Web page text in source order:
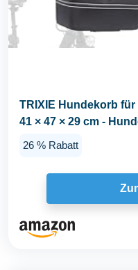
TRIXIE Hundekorb
41 × 47 × 29 cm -
26 % Rabatt